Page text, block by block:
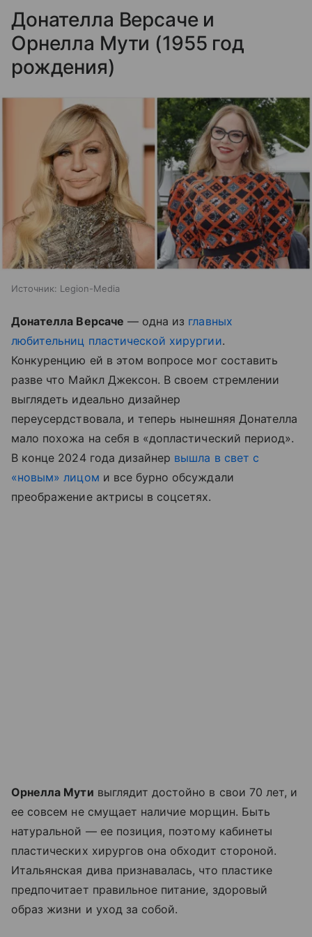
Донателла Версаче и
Орнелла Мути (1955 год
рождения)
Источник: Legion-Media
Донателла Версаче — одна из главных
любительниц пластической хирургии.
Конкуренцию ей в этом вопросе мог составить
разве что Майкл Джексон. В своем стремлении
выглядеть идеально дизайнер
переусердствовала, и теперь нынешняя Донателла
мало похожа на себя в «допластический период».
В конце 2024 года дизайнер вышла в свет с
«новым» лицом и все бурно обсуждали
преображение актрисы в соцсетях.
Орнелла Мути выглядит достойно в свои 70 лет, и
ее совсем не смущает наличие морщин. Быть
натуральной — ее позиция, поэтому кабинеты
пластических хирургов она обходит стороной.
Итальянская дива признавалась, что пластике
предпочитает правильное питание, здоровый
образ жизни и уход за собой.